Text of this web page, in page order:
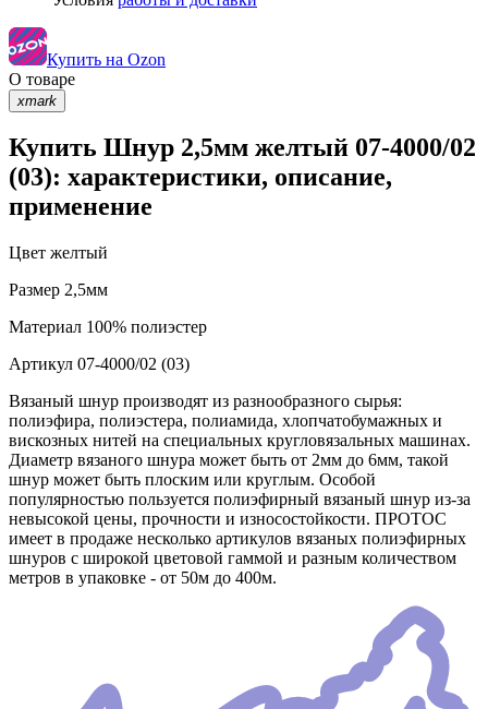
Купить на Ozon
О товаре
xmark
Купить Шнур 2,5мм желтый 07-4000/02
(03): характеристики, описание,
применение
Цвет желтый
Размер 2,5мм
Материал 100% полиэстер
Артикул 07-4000/02 (03)
Вязаный шнур производят из разнообразного сырья:
полиэфира, полиэстера, полиамида, хлопчатобумажных и
вискозных нитей на специальных кругловязальных машинах.
Диаметр вязаного шнура может быть от 2мм до 6мм, такой
шнур может быть плоским или круглым. Особой
популярностью пользуется полиэфирный вязаный шнур из-за
невысокой цены, прочности и износостойкости. ПРОТОС
имеет в продаже несколько артикулов вязаных полиэфирных
шнуров с широкой цветовой гаммой и разным количеством
метров в упаковке - от 50м до 400м.